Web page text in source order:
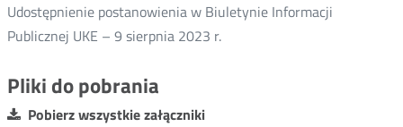
Udostępnienie postanowienia w Biuletynie Informacji
Publicznej UKE – 9 sierpnia 2023 r.
Pliki do pobrania
Pobierz wszystkie załączniki